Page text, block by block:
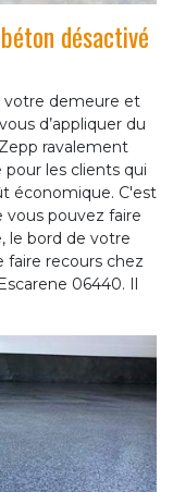
désactivé
votre demeure et
d’appliquer du
ravalement
pour les clients qui
économique. C'est
vous pouvez faire
le bord de votre
faire recours chez
06440. Il